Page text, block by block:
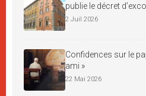
publie le décret
2 Juil 2026
Confidences sur le
ami »
22 Mai 2026